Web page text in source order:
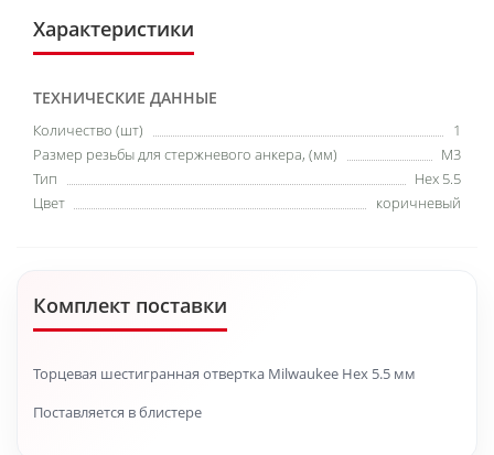
Характеристики
ТЕХНИЧЕСКИЕ ДАННЫЕ
Количество (шт)
1
Размер резьбы для стержневого анкера, (мм)
M3
Тип
Hex 5.5
Цвет
коричневый
Комплект поставки
Торцевая шестигранная отвертка Milwaukee Hex 5.5 мм
Поставляется в блистере